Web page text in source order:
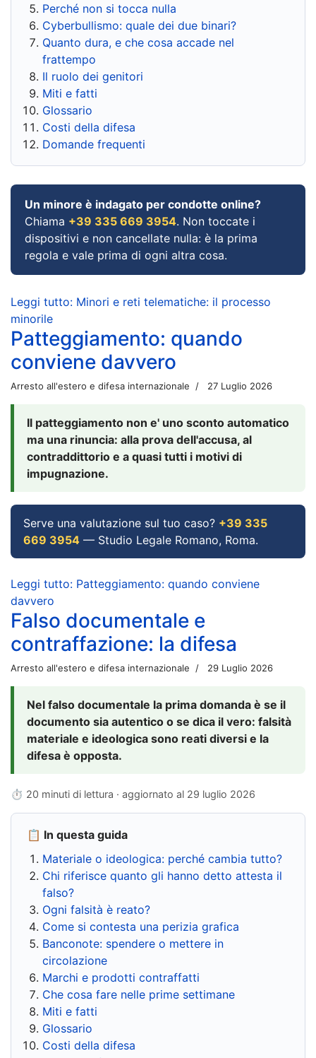
Perché non si tocca nulla
Cyberbullismo: quale dei due binari?
Quanto dura, e che cosa accade nel
frattempo
Il ruolo dei genitori
Miti e fatti
Glossario
Costi della difesa
Domande frequenti
Un minore è indagato per condotte online?
Chiama +39 335 669 3954. Non toccate i
dispositivi e non cancellate nulla: è la prima
regola e vale prima di ogni altra cosa.
Leggi tutto: Minori e reti telematiche: il processo
minorile
Patteggiamento: quando
conviene davvero
Arresto all'estero e difesa internazionale 27 Luglio 2026
Il patteggiamento non e' uno sconto automatico
ma una rinuncia: alla prova dell'accusa, al
contraddittorio e a quasi tutti i motivi di
impugnazione.
Serve una valutazione sul tuo caso? +39 335
669 3954 — Studio Legale Romano, Roma.
Leggi tutto: Patteggiamento: quando conviene
davvero
Falso documentale e
contraffazione: la difesa
Arresto all'estero e difesa internazionale 29 Luglio 2026
Nel falso documentale la prima domanda è se il
documento sia autentico o se dica il vero: falsità
materiale e ideologica sono reati diversi e la
difesa è opposta.
⏱ 20 minuti di lettura · aggiornato al 29 luglio 2026
📋 In questa guida
Materiale o ideologica: perché cambia tutto?
Chi riferisce quanto gli hanno detto attesta il
falso?
Ogni falsità è reato?
Come si contesta una perizia grafica
Banconote: spendere o mettere in
circolazione
Marchi e prodotti contraffatti
Che cosa fare nelle prime settimane
Miti e fatti
Glossario
Costi della difesa